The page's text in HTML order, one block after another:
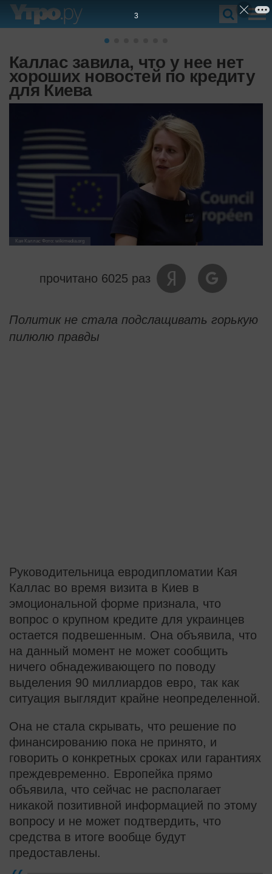
Каллас завила, что у нее нет
хороших новостей по кредиту
для Киева
Кая Каллас Фото: wikimedia.org
прочитано 6025 раз
Политик не стала подслащивать горькую
пилюлю правды
Руководительница евродипломатии Кая
Каллас во время визита в Киев в
эмоциональной форме признала, что
вопрос о крупном кредите для украинцев
остается подвешенным. Она объявила, что
на данный момент не может сообщить
ничего обнадеживающего по поводу
выделения 90 миллиардов евро, так как
ситуация выглядит крайне неопределенной.
Она не стала скрывать, что решение по
финансированию пока не принято, и
говорить о конкретных сроках или гарантиях
преждевременно. Европейка прямо
объявила, что сейчас не располагает
никакой позитивной информацией по этому
вопросу и не может подтвердить, что
средства в итоге вообще будут
предоставлены.
2